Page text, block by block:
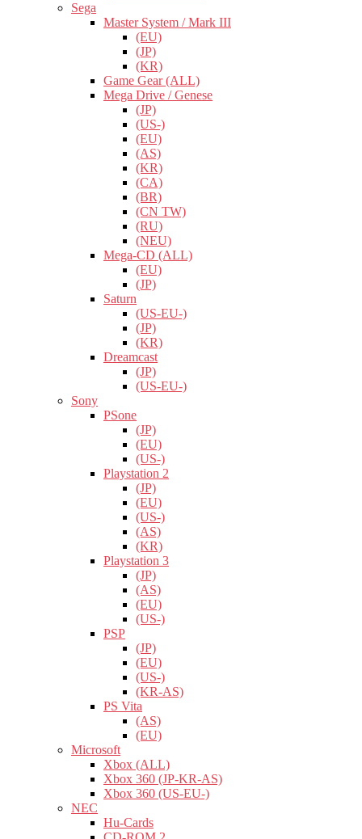
Sega
Master System / Mark III
(EU)
(JP)
(KR)
Game Gear (ALL)
Mega Drive / Genese
(JP)
(US-)
(EU)
(AS)
(KR)
(CA)
(BR)
(CN TW)
(RU)
(NEU)
Mega-CD (ALL)
(EU)
(JP)
Saturn
(US-EU-)
(JP)
(KR)
Dreamcast
(JP)
(US-EU-)
Sony
PSone
(JP)
(EU)
(US-)
Playstation 2
(JP)
(EU)
(US-)
(AS)
(KR)
Playstation 3
(JP)
(AS)
(EU)
(US-)
PSP
(JP)
(EU)
(US-)
(KR-AS)
PS Vita
(AS)
(EU)
Microsoft
Xbox (ALL)
Xbox 360 (JP-KR-AS)
Xbox 360 (US-EU-)
NEC
Hu-Cards